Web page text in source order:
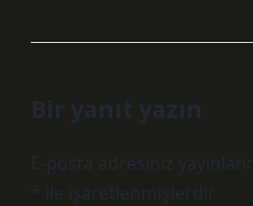
Bir yanıt yazın
E-posta adresiniz
*
ile işaretlenmişlerdir